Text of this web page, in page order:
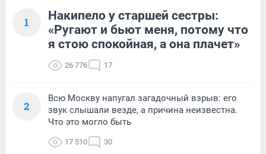
1
Накипело у старшей сестры:
«Ругают и бьют меня, потому что
я стою спокойная, а она плачет»
26 776 17
2
Всю Москву напугал загадочный взрыв: его
звук слышали везде, а причина неизвестна.
Что это могло быть
17 510 30